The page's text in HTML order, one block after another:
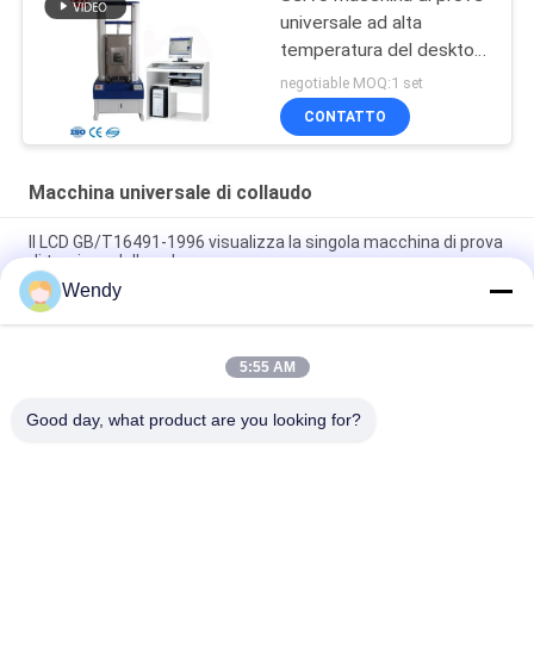
universale ad alta
temperatura del desktop
computer
negotiable MOQ:1 set
CONTATTO
Macchina universale di collaudo
Il LCD GB/T16491-1996 visualizza la singola macchina di prova
di trazione della colonna
Macchina di prova di trazione di gomma elettronica, macchina
di prova del tessuto del tessuto 5KN
Strumento di resistenza alla trazione dell'universale del
Wendy
5:55 AM
Good day, what product are you looking for?